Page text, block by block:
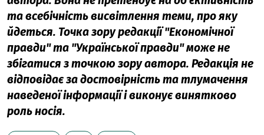
та всебічність висвітлення теми, про яку
йдеться. Точка зору редакції "Економічної
правди" та "Української правди" може не
збігатися з точкою зору автора. Редакція не
відповідає за достовірність та тлумачення
наведеної інформації і виконує винятково
роль носія.